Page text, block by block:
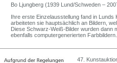
Bo Ljungberg (1939 Lund/Schweden –
Ihre erste Einzelausstellung fand in
arbeiteten sie hauptsächlich an Bildern,
Diese Schwarz-Weiß-Bilder wurden dann
ebenfalls computergenerierten Farbbildern.
47.